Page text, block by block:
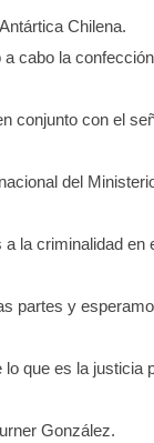
Chilena.
cabo la
conjunto con el
del
la criminalidad en
partes y
que es la justicia
González.